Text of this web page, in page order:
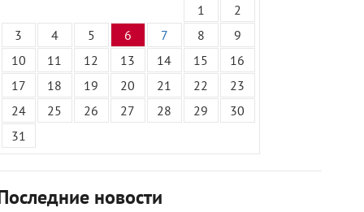
1
2
3
4 5 6 7 8
9
10
11 12 13 14 15
16
17
18 19 20 21 22
23
24
25 26 27 28 29
30
31
новости